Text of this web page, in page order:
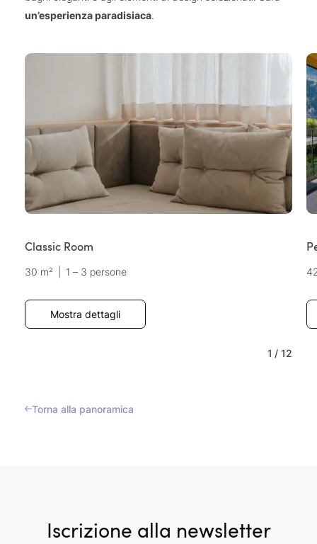
un’esperienza paradisiaca.
Classic Room
30 m² 1 – 3 persone
Mostra dettagli
1 / 12
Torna alla panoramica
Iscrizione alla newsletter